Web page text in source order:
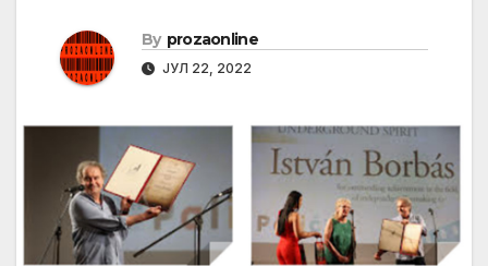
By prozaonline
ЈУЛ 22, 2022